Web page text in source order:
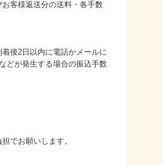
客様返送分の送料・各手数
後2日以内に電話かメールに
どが発生する場合の振込手数
担でお願いします。